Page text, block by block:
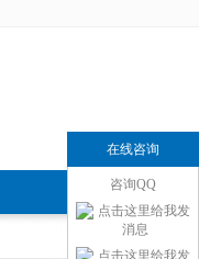
在线咨询
咨询QQ